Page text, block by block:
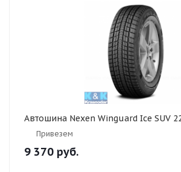
Автошина Nexen Winguard Ice SUV
Привезем
9 370 руб.